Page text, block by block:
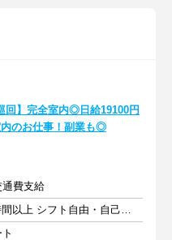
回】完全室内◎日給19100円
のお仕事！副業も◎
通費支給
週1日以上 1日8時間以上 シフト自由・自己申告